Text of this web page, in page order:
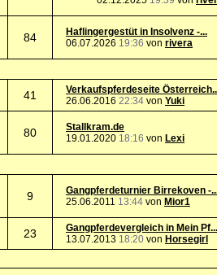
84
Haflingergestüt in Insolvenz -...
06.07.2026 19:36 von rivera
41
Verkaufspferdeseite
26.06.2016 22:34 von Yuki
80
Stallkram.de
19.01.2020 18:16 von Lexi
9
Gangpferdeturnier Birrekoven -
25.06.2011 13:44 von Mior1
23
Gangpferdevergleich in Mein Pf...
13.07.2013 18:20 von Horsegirl